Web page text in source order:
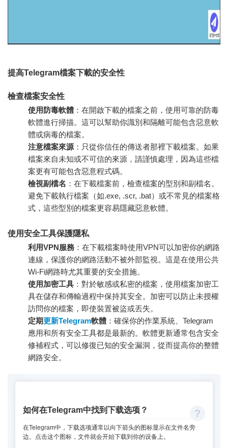
提高Telegram檔案下載的安全性
檢查檔案安全性
使用防毒軟體 ：在開啟下載的檔案之前，使用可靠的防毒
軟體進行掃描。這可以幫助你識別和隔離可能包含惡意軟
體或病毒的檔案。
注意檔案來源 ：只從你信任的傳送者那裡下載檔案。如果
檔案來自未知或不可信的來源，請謹慎處理，因為這些檔
案更有可能包含惡意程式碼。
檢視副檔名 ：在下載檔案前，檢查檔案的型別和副檔名。
避免下載執行檔案（如.exe, .scr, .bat）或不常見的檔案格
式，這些型別的檔案更容易隱藏惡意軟體。
使用安全工具保護隱私
利用VPN服務 ：在下載檔案時使用VPN可以加密你的網路
連線，保護你的網路活動不被外部監視。這是在使用公共
Wi-Fi網路時尤其重要的安全措施。
使用加密工具 ：對於敏感或私密的檔案，使用檔案加密工
具在儲存和傳輸過程中保持其安全。加密可以防止未授權
訪問你的檔案，即使裝置被盜或丟失。
定期更新Telegram軟體 ：確保你的作業系統、Telegram
應用和所有安全工具都是最新的。軟體更新通常包含安全
修補程式，可以修復已知的安全漏洞，從而提高你的整體
網路安全。
如何在Telegram中找到下载选项？
在Telegram中，下载选项通常以向下箭头的图标显示在文件名旁
边。点击这个图标，文件就会开始下载到你的设备上。